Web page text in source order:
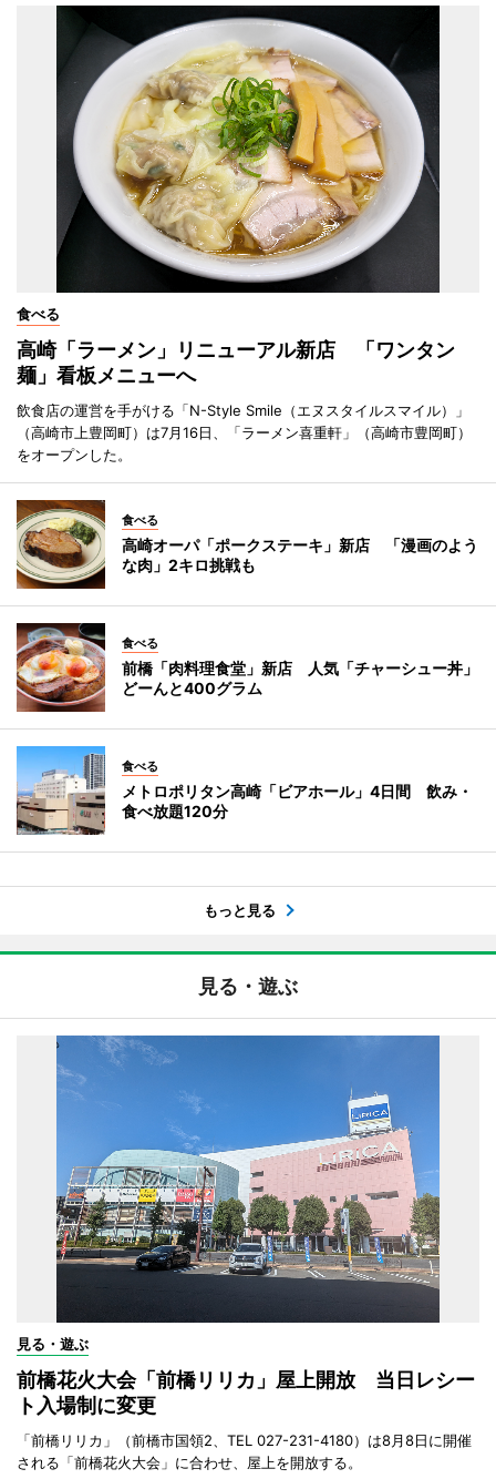
食べる
高崎「ラーメン」リニューアル新店 「ワンタン
麺」看板メニューへ
飲食店の運営を手がける「N-Style Smile（エヌスタイルスマイル）」
（高崎市上豊岡町）は7月16日、「ラーメン喜重軒」（高崎市豊岡町）
をオープンした。
食べる
高崎オーパ「ポークステーキ」新店 「漫画のよう
な肉」2キロ挑戦も
食べる
前橋「肉料理食堂」新店 人気「チャーシュー丼」
どーんと400グラム
食べる
メトロポリタン高崎「ビアホール」4日間 飲み・
食べ放題120分
もっと見る
見る・遊ぶ
見る・遊ぶ
前橋花火大会「前橋リリカ」屋上開放 当日レシー
ト入場制に変更
「前橋リリカ」（前橋市国領2、TEL 027-231-4180）は8月8日に開催
される「前橋花火大会」に合わせ、屋上を開放する。